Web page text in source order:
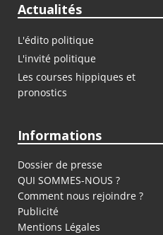
Actualités
L'édito politique
L'invité politique
Les courses hippiques et
pronostics
Informations
Dossier de presse
QUI SOMMES-NOUS ?
Comment nous rejoindre ?
Publicité
Mentions Légales